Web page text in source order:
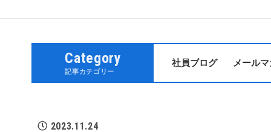
Category
記事カテゴリー
社員ブログ メール
2023.11.24